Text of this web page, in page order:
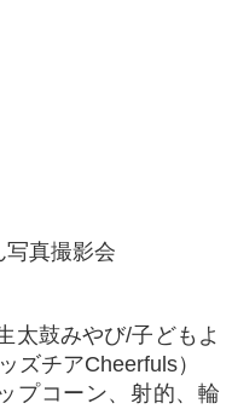
写真撮影会
太鼓みやび/子どもよ
ズチアCheerfuls）
プコーン、射的、輪